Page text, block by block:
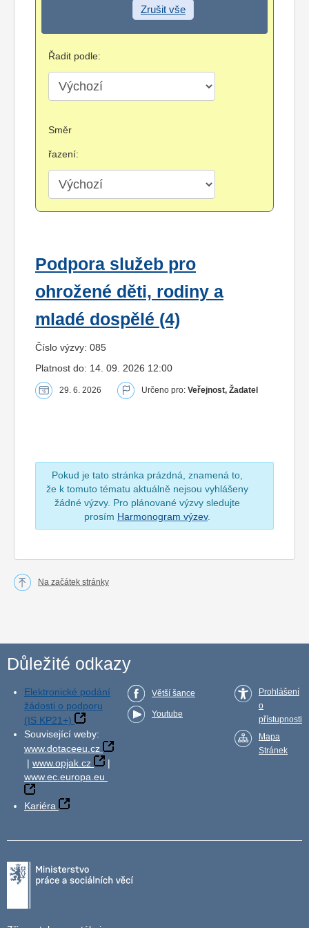
Zrušit vše
Řadit podle:
Směr
řazení:
Podpora služeb pro
ohrožené děti, rodiny a
mladé dospělé (4)
Číslo výzvy: 085
Platnost do: 14. 09. 2026 12:00
29. 6. 2026 Určeno pro: Veřejnost, Žadatel
Pokud je tato stránka prázdná, znamená to,
že k tomuto tématu aktuálně nejsou vyhlášeny
žádné výzvy. Pro plánované výzvy sledujte
prosím Harmonogram výzev.
Na začátek stránky
Důležité odkazy
Elektronické podání
žádosti o podporu
(IS KP21+)
Související weby:
www.dotaceeu.cz
| www.opjak.cz
|
www.ec.europa.eu
Kariéra
Větší šance
Youtube
Prohlášení
o
přístupnosti
Mapa
Stránek